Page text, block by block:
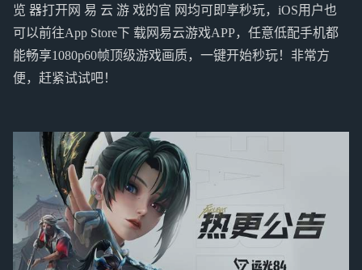
览 器打开网 易 云 游 戏的官 网均可即享秒玩，iOS用户也
可以前往App Store下 载网易云游戏APP，任意低配手机都
能畅享1080p60帧顶级游戏画质，一键开始秒玩！非常方
便，赶紧试试吧！